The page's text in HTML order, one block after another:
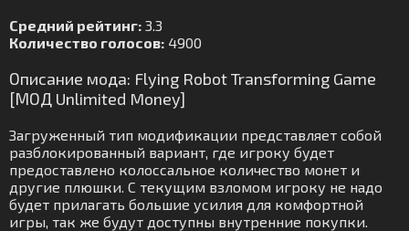
Средний рейтинг: 3.3
Количество голосов: 4900
Описание мода: Flying Robot Transforming Game
[МОД Unlimited Money]
Загруженный тип модификации представляет собой
разблокированный вариант, где игроку будет
предоставлено колоссальное количество монет и
другие плюшки. С текущим взломом игроку не надо
будет прилагать большие усилия для комфортной
игры, так же будут доступны внутренние покупки.